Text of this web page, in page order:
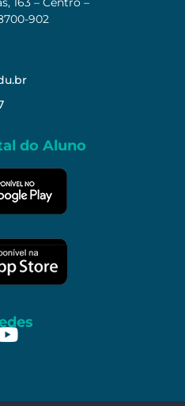
902
do Aluno